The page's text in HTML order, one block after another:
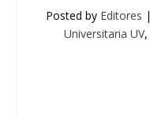
Posted by Editores |
Universitaria UV,